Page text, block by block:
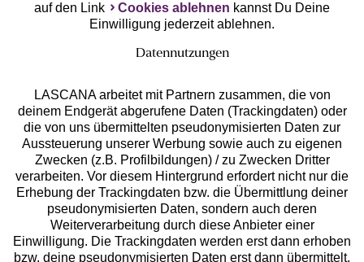
Rechnung **
Online-Überweisung
Ratenkauf **
Versandart
auf den Link
Cookies ablehnen kannst Du Deine
Einwilligung jederzeit ablehnen.
Datennutzungen
LASCANA arbeitet mit Partnern zusammen, die von
deinem Endgerät abgerufene Daten (Trackingdaten) oder
die von uns übermittelten pseudonymisierten Daten zur
Aussteuerung unserer Werbung sowie auch zu eigenen
Zwecken (z.B. Profilbildungen) / zu Zwecken Dritter
verarbeiten. Vor diesem Hintergrund erfordert nicht nur die
Erhebung der Trackingdaten bzw. die Übermittlung deiner
pseudonymisierten Daten, sondern auch deren
Weiterverarbeitung durch diese Anbieter einer
Einwilligung. Die Trackingdaten werden erst dann erhoben
bzw. deine pseudonymisierten Daten erst dann übermittelt,